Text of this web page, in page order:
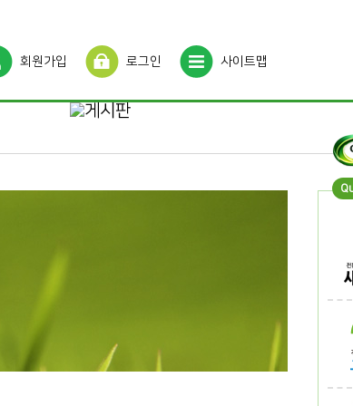
회원가입 로그인 사이트맵